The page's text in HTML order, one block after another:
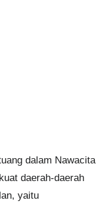
dalam Nawacita
daerah-daerah
yaitu